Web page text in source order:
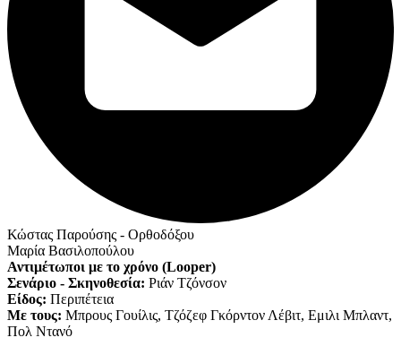
Κώστας Παρούσης - Ορθοδόξου
Μαρία Βασιλοπούλου
Αντιμέτωποι με το χρόνο (Looper)
Σενάριο - Σκηνοθεσία: Ριάν Τζόνσον
Είδος: Περιπέτεια
Με τους: Μπρους Γουίλις, Τζόζεφ Γκόρντον Λέβιτ, Εμιλι Μπλαντ,
Πολ Ντανό